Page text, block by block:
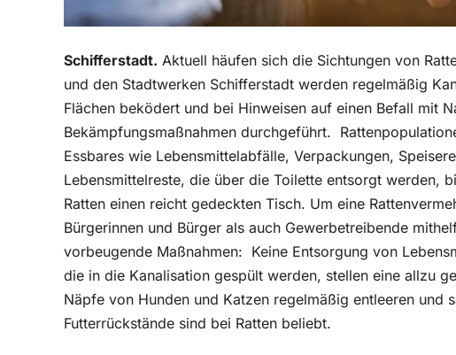
Schifferstadt. Aktuell häufen sich die Sichtungen von
und den Stadtwerken Schifferstadt werden regelmäßig
Flächen beködert und bei Hinweisen auf einen Befall mit
Bekämpfungsmaßnahmen durchgeführt.
Essbares wie Lebensmittelabfälle, Verpackungen,
Lebensmittelreste, die über die Toilette entsorgt werden,
Ratten einen reicht gedeckten Tisch. Um eine
Bürgerinnen und Bürger als auch Gewerbetreibende
vorbeugende Maßnahmen: Keine Entsorgung von
die in die Kanalisation gespült werden, stellen eine allzu
Näpfe von Hunden und Katzen regelmäßig entleeren und
Futterrückstände sind bei Ratten beliebt.